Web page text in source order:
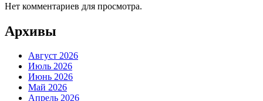
Нет комментариев для просмотра.
Архивы
Август 2026
Июль 2026
Июнь 2026
Май 2026
Апрель 2026